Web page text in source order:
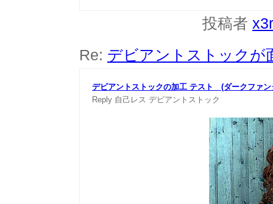
投稿者
Re: デビアントストックが
デビアントストックの加工 テスト (ダークファン
Reply 自己レス デビアントストック